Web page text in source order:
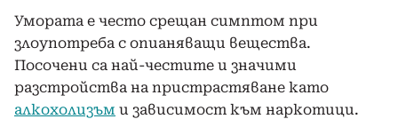
Умората е често срещан симптом при
злоупотреба с опианяващи вещества.
Посочени са най-честите и значими
разстройства на пристрастяване като
алкохолизъм и зависимост към наркотици.